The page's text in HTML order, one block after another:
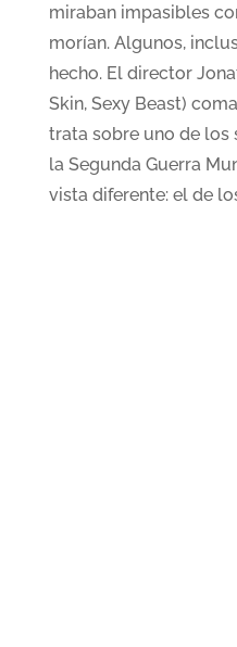
miraban impasibles
morían. Algunos,
hecho. El director
Skin, Sexy Beast)
trata sobre uno de los
la Segunda Guerra
vista diferente: el de